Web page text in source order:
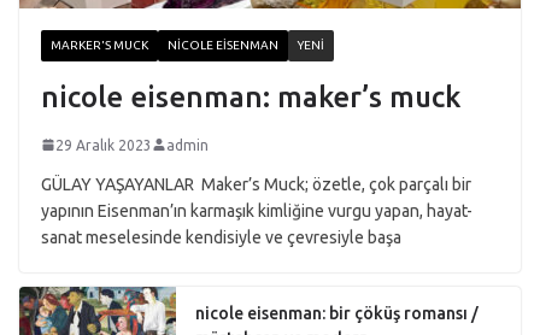
MARKER'S MUCK NICOLE EISENMAN YENI
nicole eisenman: maker’s muck
29 Aralık 2023 admin
GÜLAY YAŞAYANLAR Maker’s Muck; özetle, çok parçalı bir
yapının Eisenman’ın karmaşık kimliğine vurgu yapan, hayat-
sanat meselesinde kendisiyle ve çevresiyle başa
nicole eisenman: bir çöküş romansı /